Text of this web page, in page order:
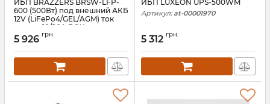
ИБП BRAZZERS BRSW-LFP-
600 (500Вт) под внешний АКБ
12V (LiFePo4/GEL/AGM) ток
заряда 10/20A BOX
Артикул: 06806
5 926 грн.
ИБП LUXEON UPS-500WM
Артикул: at-00001970
5 312 грн.